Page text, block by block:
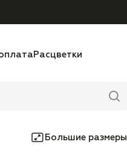
Расцветки
Большие размеры